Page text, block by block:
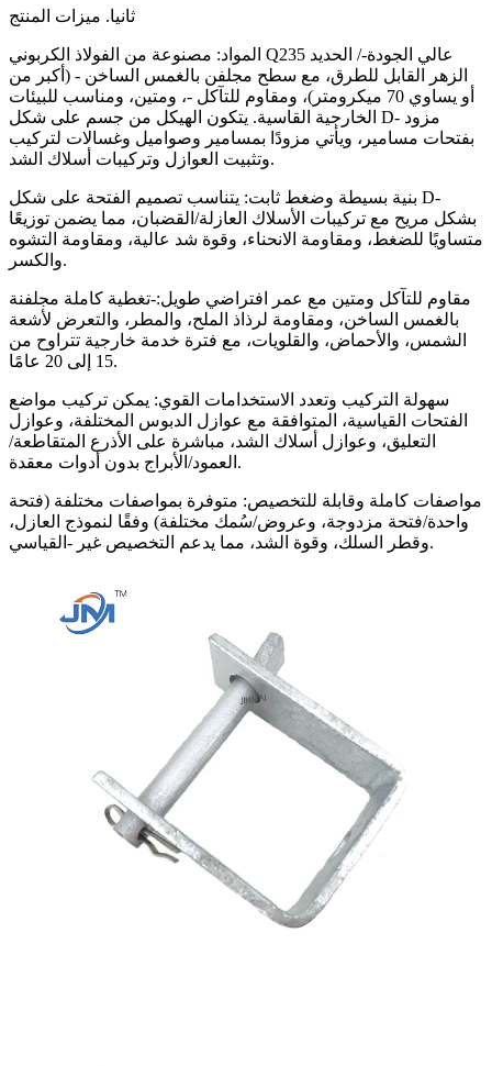
ثانيا. ميزات المنتج
المواد: مصنوعة من الفولاذ الكربوني Q235 عالي الجودة-/ الحديد
الزهر القابل للطرق، مع سطح مجلفن بالغمس الساخن - (أكبر من
أو يساوي 70 ميكرومتر)، ومقاوم للتآكل -، ومتين، ومناسب للبيئات
الخارجية القاسية. يتكون الهيكل من جسم على شكل D- مزود
بفتحات مسامير، ويأتي مزودًا بمسامير وصواميل وغسالات لتركيب
وتثبيت العوازل وتركيبات أسلاك الشد.
بنية بسيطة وضغط ثابت: يتناسب تصميم الفتحة على شكل D-
بشكل مريح مع تركيبات الأسلاك العازلة/القضبان، مما يضمن توزيعًا
متساويًا للضغط، ومقاومة الانحناء، وقوة شد عالية، ومقاومة التشوه
والكسر.
مقاوم للتآكل ومتين مع عمر افتراضي طويل:-تغطية كاملة مجلفنة
بالغمس الساخن، ومقاومة لرذاذ الملح، والمطر، والتعرض لأشعة
الشمس، والأحماض، والقلويات، مع فترة خدمة خارجية تتراوح من
15 إلى 20 عامًا.
سهولة التركيب وتعدد الاستخدامات القوي: يمكن تركيب مواضع
الفتحات القياسية، المتوافقة مع عوازل الدبوس المختلفة، وعوازل
التعليق، وعوازل أسلاك الشد، مباشرة على الأذرع المتقاطعة/
العمود/الأبراج بدون أدوات معقدة.
مواصفات كاملة وقابلة للتخصيص: متوفرة بمواصفات مختلفة (فتحة
واحدة/فتحة مزدوجة، وعروض/سُمك مختلفة) وفقًا لنموذج العازل،
وقطر السلك، وقوة الشد، مما يدعم التخصيص غير -القياسي.